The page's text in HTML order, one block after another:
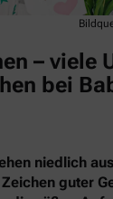
– viele
bei
niedlich
guter